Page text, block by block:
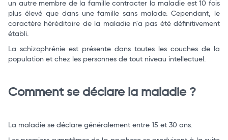
un autre membre de la famille contracter la maladie est 10 fois
plus élevé que dans une famille sans malade. Cependant, le
caractère héréditaire de la maladie n'a pas été définitivement
établi.
La schizophrénie est présente dans toutes les couches de la
population et chez les personnes de tout niveau intellectuel.
Comment se déclare la maladie ?
La maladie se déclare généralement entre 15 et 30 ans.